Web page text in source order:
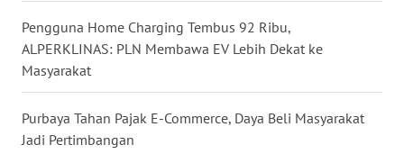
Pengguna Home Charging Tembus 92 Ribu,
ALPERKLINAS: PLN Membawa EV Lebih Dekat ke
Masyarakat
Purbaya Tahan Pajak E-Commerce, Daya Beli Masyarakat
Jadi Pertimbangan
NUSANTARA
WN
JOGJA
WN